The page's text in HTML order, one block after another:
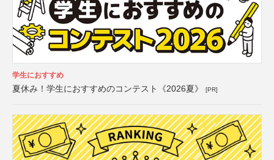
学生におすすめ
夏休み！学生におすすめのコンテスト《2026夏》 [PR]